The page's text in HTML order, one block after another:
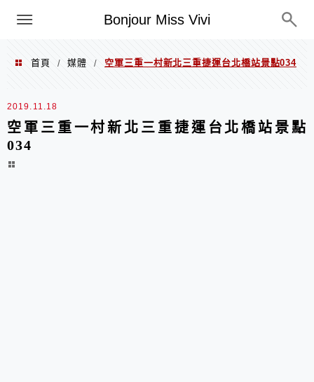
Bonjour Miss Vivi
選單
首頁 / 媒體 / 空軍三重一村新北三重捷運台北橋站景點034
2019.11.18
空軍三重一村新北三重捷運台北橋站景點
034